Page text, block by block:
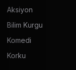
Aksiyon
Bilim Kurgu
Komedi
Korku